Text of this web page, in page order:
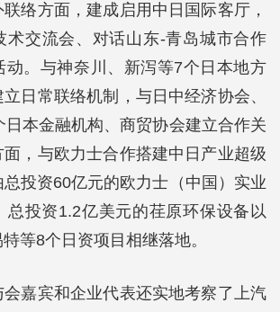
络方面，建成启用中日国际客厅，
术交流会、对话山东-青岛城市合作
动。与神奈川、新泻等7个日本地方
日常联络机制，与日中经济协会、
日本金融机构、商贸协会建立合作关
，与欧力士合作搭建中日产业超级
投资60亿元的欧力士（中国）实业
总投资1.2亿美元的荏原环保设备以
等8个日资项目相继落地。
嘉宾和企业代表还实地考察了上汽